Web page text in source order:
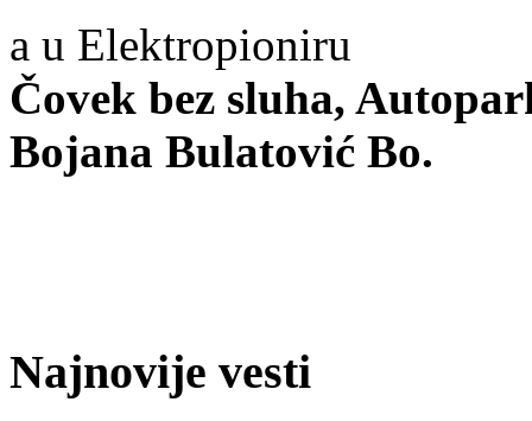
a u Elektropioniru
Čovek bez sluha,
Bojana Bulatović Bo.
Najnovije vesti